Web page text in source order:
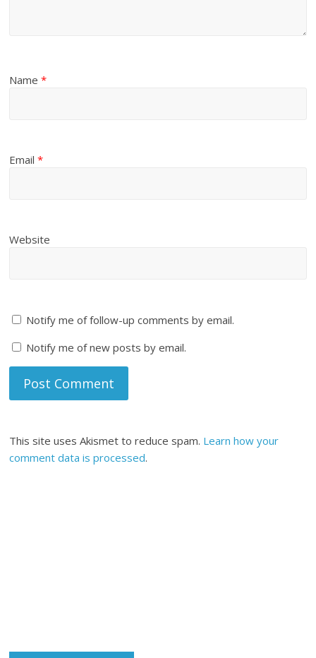
Name*
Email*
Website
Notify me of follow-up comments by email.
Notify me of new posts by email.
This site uses Akismet to reduce spam. Learn how your
comment data is processed.